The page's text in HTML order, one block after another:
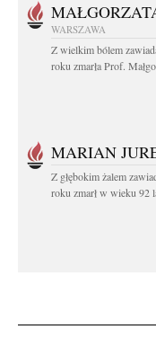
WARSZAWA
Z wielkim bólem
roku zmarła Prof.
MARIAN
Z głębokim żalem
roku zmarł w wieku 92